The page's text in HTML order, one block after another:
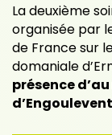
La deuxième
organisée par
de France sur
domaniale
présence